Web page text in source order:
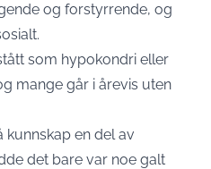
og forstyrrende, og
som hypokondri eller
mange går i årevis uten
kunnskap en del av
det bare var noe galt